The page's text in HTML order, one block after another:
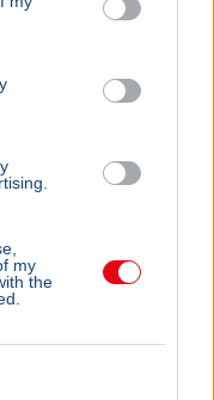
my
the
a Duna-meder
Gázgyár
erőmű még
termel